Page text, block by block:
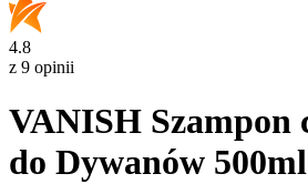
4.8
z 9 opinii
VANISH Szampon
do Dywanów 500ml